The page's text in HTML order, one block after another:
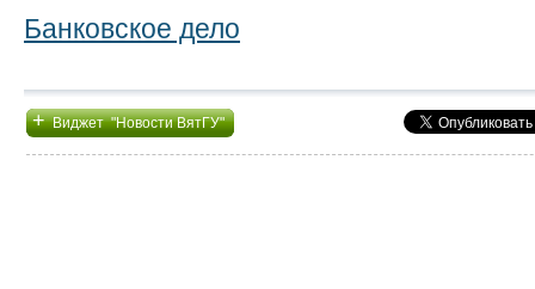
Банковское дело
+Виджет "Новости ВятГУ"